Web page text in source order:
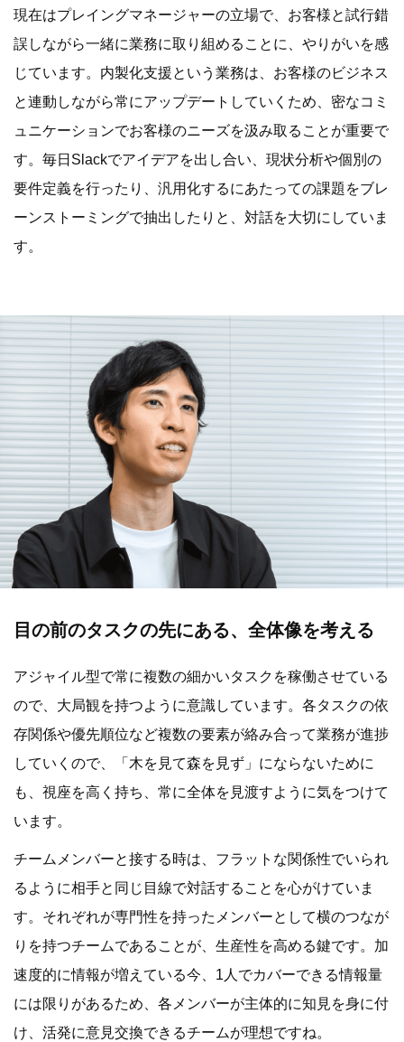
現在はプレイングマネージャーの立場で、お客様と試行錯
誤しながら一緒に業務に取り組めることに、やりがいを感
じています。内製化支援という業務は、お客様のビジネス
と連動しながら常にアップデートしていくため、密なコミ
ュニケーションでお客様のニーズを汲み取ることが重要で
す。毎日Slackでアイデアを出し合い、現状分析や個別の
要件定義を行ったり、汎用化するにあたっての課題をブレ
ーンストーミングで抽出したりと、対話を大切にしていま
す。
目の前のタスクの先にある、全体像を考える
アジャイル型で常に複数の細かいタスクを稼働させている
ので、大局観を持つように意識しています。各タスクの依
存関係や優先順位など複数の要素が絡み合って業務が進捗
していくので、「木を見て森を見ず」にならないために
も、視座を高く持ち、常に全体を見渡すように気をつけて
います。
チームメンバーと接する時は、フラットな関係性でいられ
るように相手と同じ目線で対話することを心がけていま
す。それぞれが専門性を持ったメンバーとして横のつなが
りを持つチームであることが、生産性を高める鍵です。加
速度的に情報が増えている今、1人でカバーできる情報量
には限りがあるため、各メンバーが主体的に知見を身に付
け、活発に意見交換できるチームが理想ですね。